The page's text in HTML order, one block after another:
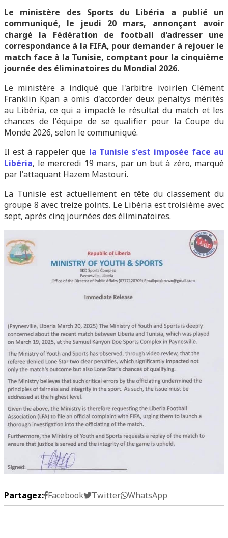
Le ministère des Sports du Libéria a publié un
communiqué, le jeudi 20 mars, annonçant avoir
chargé la Fédération de football d'adresser une
correspondance à la FIFA, pour demander à rejouer le
match face à la Tunisie, comptant pour la cinquième
journée des éliminatoires du Mondial 2026.
Le ministère a indiqué que l'arbitre ivoirien Clément
Franklin Kpan a omis d'accorder deux penaltys mérités
au Libéria, ce qui a impacté le résultat du match et les
chances de l'équipe de se qualifier pour la Coupe du
Monde 2026, selon le communiqué.
Il est à rappeler que la Tunisie s'est imposée face au
Libéria, le mercredi 19 mars, par un but à zéro, marqué
par l'attaquant Hazem Mastouri.
La Tunisie est actuellement en tête du classement du
groupe 8 avec treize points. Le Libéria est troisième avec
sept, après cinq journées des éliminatoires.
Partagez: Facebook Twitter WhatsApp